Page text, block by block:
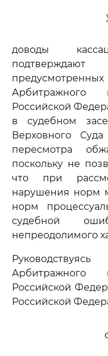
доводы
Арбитражного
Российской
в судебном
Верховного
пересмотра
поскольку не
что при
нарушения норм
норм
судебной
непреодолимого
Арбитражного
Российской
Российской